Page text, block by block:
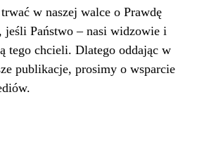
w naszej walce o Prawdę
jeśli Państwo – nasi widzowie i
tego chcieli. Dlatego oddając w
publikacje, prosimy o wsparcie